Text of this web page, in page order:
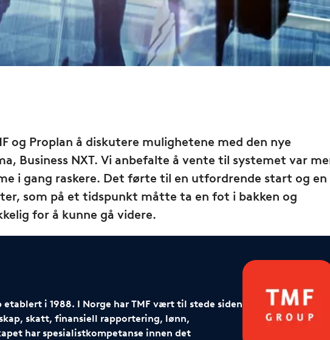
og Proplan å diskutere mulighetene med den nye
Business NXT. Vi anbefalte å vente til systemet var
i gang raskere. Det førte til en utfordrende start og en
som på et tidspunkt måtte ta en fot i bakken og
for å kunne gå videre.
i 1988. I Norge har TMF vært til stede siden
skatt, finansiell rapportering, lønn,
har spesialistkompetanse innen det